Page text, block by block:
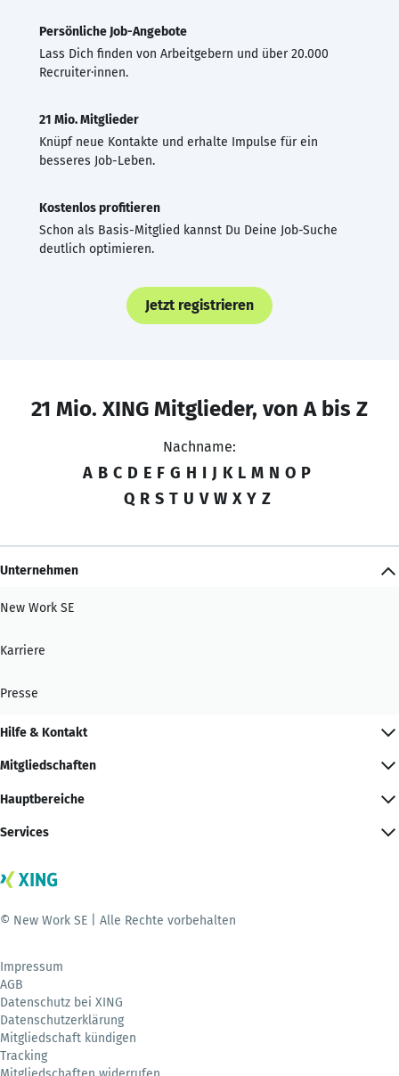
Persönliche Job-Angebote
Lass Dich finden von Arbeitgebern und über 20.000
Recruiter·innen.
21 Mio. Mitglieder
Knüpf neue Kontakte und erhalte Impulse für ein
besseres Job-Leben.
Kostenlos profitieren
Schon als Basis-Mitglied kannst Du Deine Job-Suche
deutlich optimieren.
Jetzt registrieren
21 Mio. XING Mitglieder, von A bis Z
Nachname:
A B C D E F G H I J K L M N O P
Q R S T U V W X Y Z
Unternehmen
New Work SE
Karriere
Presse
Hilfe & Kontakt
Mitgliedschaften
Hauptbereiche
Services
© New Work SE | Alle Rechte vorbehalten
Impressum
AGB
Datenschutz bei XING
Datenschutzerklärung
Mitgliedschaft kündigen
Tracking